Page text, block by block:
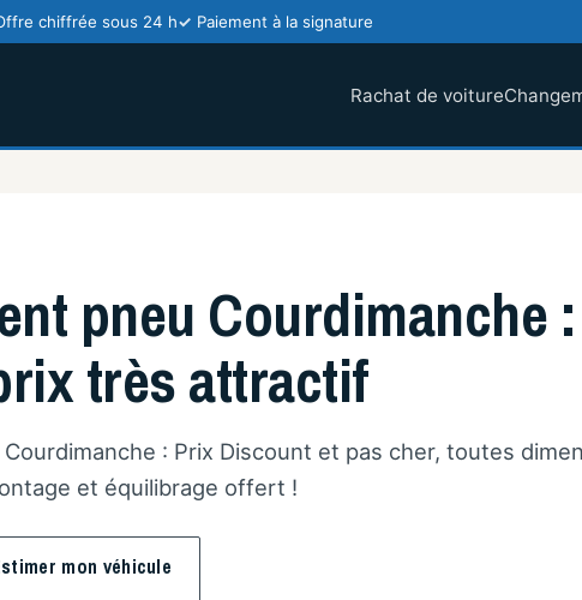
chiffrée sous 24 h Paiement à la signature
Rachat de voiture
pneu Courdimanche
très attractif
: Prix Discount et pas cher, toutes
et équilibrage offert !
mon véhicule